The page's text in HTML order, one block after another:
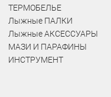
ТЕРМОБЕЛЬЕ
Лыжные ПАЛКИ
Лыжные АКСЕССУАРЫ
МАЗИ И ПАРАФИНЫ
ИНСТРУМЕНТ